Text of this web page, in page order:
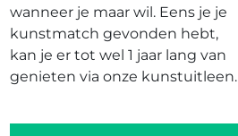
wanneer je maar wil. Eens je je
kunstmatch gevonden hebt,
kan je er tot wel 1 jaar lang van
genieten via onze kunstuitleen.